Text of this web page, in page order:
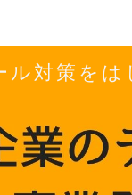
対策を